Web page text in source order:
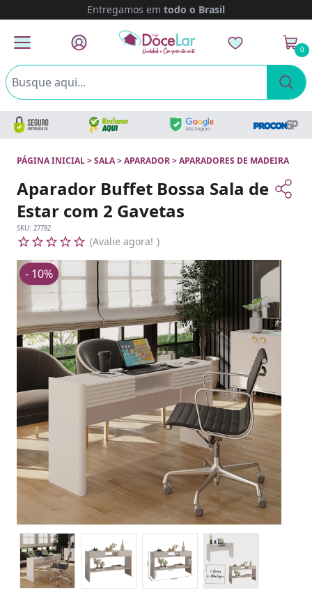
Entregamos em todo o Brasil
0
PÁGINA INICIAL>SALA>APARADOR>APARADORES DE MADEIRA
Aparador Buffet Bossa Sala de
Estar com 2 Gavetas
SKU: 27782
Avalie agora!
- 10%